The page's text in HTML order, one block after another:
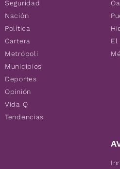
Seguridad
Nación
Política
Cartera
Metrópoli
Municipios
Deportes
Opinión
Vida Q
Tendencias
El